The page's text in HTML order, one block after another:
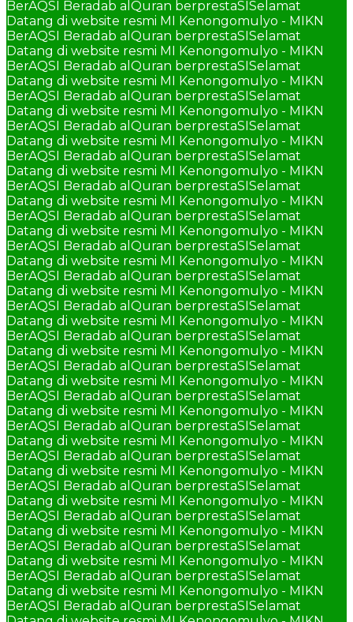
BerAQSI Beradab alQuran berprestaSISelamat
Datang di website resmi MI Kenongomulyo - MIKN
BerAQSI Beradab alQuran berprestaSISelamat
Datang di website resmi MI Kenongomulyo - MIKN
BerAQSI Beradab alQuran berprestaSISelamat
Datang di website resmi MI Kenongomulyo - MIKN
BerAQSI Beradab alQuran berprestaSISelamat
Datang di website resmi MI Kenongomulyo - MIKN
BerAQSI Beradab alQuran berprestaSISelamat
Datang di website resmi MI Kenongomulyo - MIKN
BerAQSI Beradab alQuran berprestaSISelamat
Datang di website resmi MI Kenongomulyo - MIKN
BerAQSI Beradab alQuran berprestaSISelamat
Datang di website resmi MI Kenongomulyo - MIKN
BerAQSI Beradab alQuran berprestaSISelamat
Datang di website resmi MI Kenongomulyo - MIKN
BerAQSI Beradab alQuran berprestaSISelamat
Datang di website resmi MI Kenongomulyo - MIKN
BerAQSI Beradab alQuran berprestaSISelamat
Datang di website resmi MI Kenongomulyo - MIKN
BerAQSI Beradab alQuran berprestaSISelamat
Datang di website resmi MI Kenongomulyo - MIKN
BerAQSI Beradab alQuran berprestaSISelamat
Datang di website resmi MI Kenongomulyo - MIKN
BerAQSI Beradab alQuran berprestaSISelamat
Datang di website resmi MI Kenongomulyo - MIKN
BerAQSI Beradab alQuran berprestaSISelamat
Datang di website resmi MI Kenongomulyo - MIKN
BerAQSI Beradab alQuran berprestaSISelamat
Datang di website resmi MI Kenongomulyo - MIKN
BerAQSI Beradab alQuran berprestaSISelamat
Datang di website resmi MI Kenongomulyo - MIKN
BerAQSI Beradab alQuran berprestaSISelamat
Datang di website resmi MI Kenongomulyo - MIKN
BerAQSI Beradab alQuran berprestaSISelamat
Datang di website resmi MI Kenongomulyo - MIKN
BerAQSI Beradab alQuran berprestaSISelamat
Datang di website resmi MI Kenongomulyo - MIKN
BerAQSI Beradab alQuran berprestaSISelamat
Datang di website resmi MI Kenongomulyo - MIKN
BerAQSI Beradab alQuran berprestaSISelamat